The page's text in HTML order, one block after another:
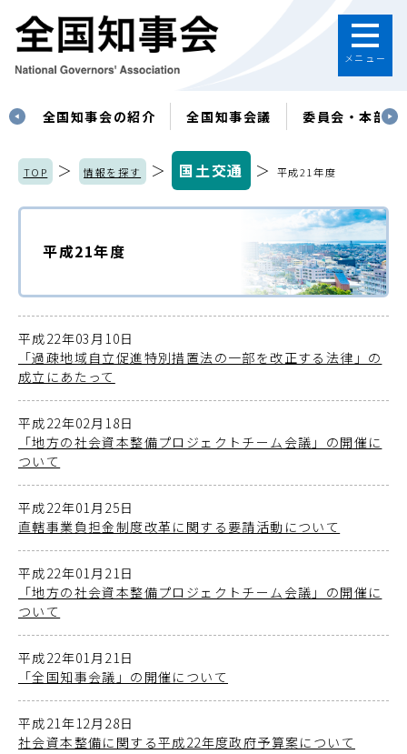
メニュー
全国知事会の紹介 全国知事会議 委員会・本部
TOP ＞ 情報を探す ＞ 国土交通 ＞ 平成21年度
平成21年度
平成22年03月10日
「過疎地域自立促進特別措置法の一部を改正する法律」の
成立にあたって
平成22年02月18日
「地方の社会資本整備プロジェクトチーム会議」の開催に
ついて
平成22年01月25日
直轄事業負担金制度改革に関する要請活動について
平成22年01月21日
「地方の社会資本整備プロジェクトチーム会議」の開催に
ついて
平成22年01月21日
「全国知事会議」の開催について
平成21年12月28日
社会資本整備に関する平成22年度政府予算案について